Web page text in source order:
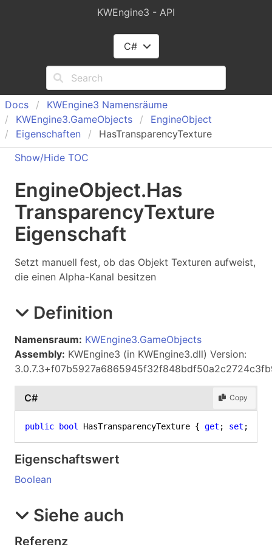
KWEngine3 - API
C#
Docs KWEngine3 Namensräume
KWEngine3.GameObjects EngineObject
Eigenschaften
HasTransparencyTexture
Show/Hide TOC
EngineObject.Has
TransparencyTexture
Eigenschaft
Setzt manuell fest, ob das Objekt Texturen aufweist,
die einen Alpha-Kanal besitzen
Definition
Namensraum: KWEngine3.GameObjects
Assembly: KWEngine3 (in KWEngine3.dll) Version:
C# Copy
public bool HasTransparencyTexture { get ; set ; }
Eigenschaftswert
Boolean
Siehe auch
Referenz